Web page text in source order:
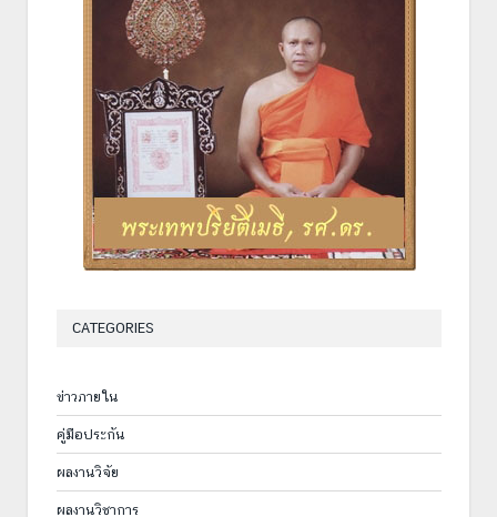
CATEGORIES
ข่าวภายใน
คู่มือประกัน
ผลงานวิจัย
ผลงานวิชาการ